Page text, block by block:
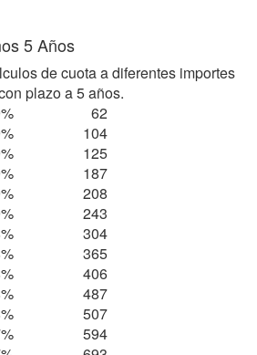
5 Años
de cuota a diferentes importes
plazo a 5 años.
62
104
125
187
208
243
304
365
406
487
507
594